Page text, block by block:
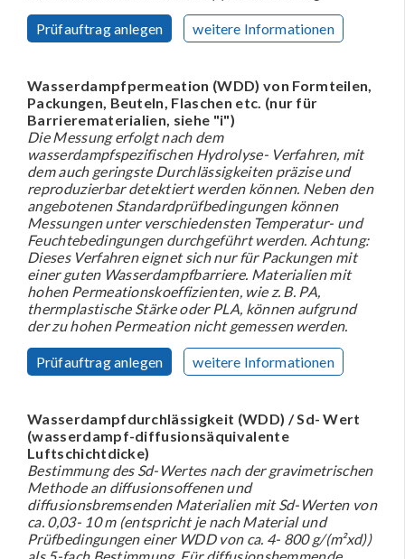
Prüfauftrag anlegen weitere Informationen
Wasserdampfpermeation (WDD) von Formteilen,
Packungen, Beuteln, Flaschen etc. (nur für
Barrierematerialien, siehe "i")
Die Messung erfolgt nach dem
wasserdampfspezifischen Hydrolyse- Verfahren, mit
dem auch geringste Durchlässigkeiten präzise und
reproduzierbar detektiert werden können. Neben den
angebotenen Standardprüfbedingungen können
Messungen unter verschiedensten Temperatur- und
Feuchtebedingungen durchgeführt werden. Achtung:
Dieses Verfahren eignet sich nur für Packungen mit
einer guten Wasserdampfbarriere. Materialien mit
hohen Permeationskoeffizienten, wie z. B. PA,
thermplastische Stärke oder PLA, können aufgrund
der zu hohen Permeation nicht gemessen werden.
Prüfauftrag anlegen weitere Informationen
Wasserdampfdurchlässigkeit (WDD) / Sd- Wert
(wasserdampf-diffusionsäquivalente
Luftschichtdicke)
Bestimmung des Sd-Wertes nach der gravimetrischen
Methode an diffusionsoffenen und
diffusionsbremsenden Materialien mit Sd-Werten von
ca. 0,03- 10 m (entspricht je nach Material und
Prüfbedingungen einer WDD von ca. 4- 800 g/(m²xd))